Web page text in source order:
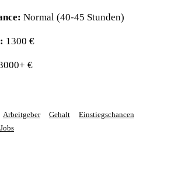
Normal (40-45 Stunden)
1300 €
€
Arbeitgeber Gehalt
Einstiegschancen
Jobs